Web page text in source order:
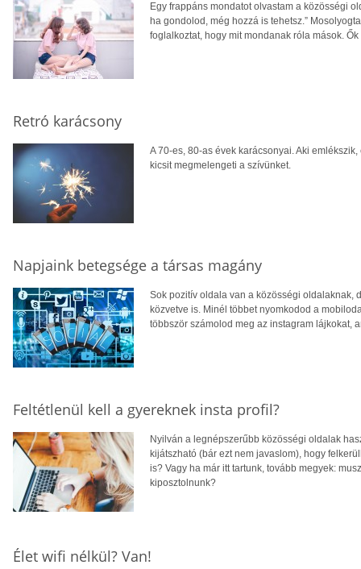
Egy frappáns mondatot olvastam a közösségi
ha gondolod, még hozzá is tehetsz.”
foglalkoztat, hogy mit mondanak róla mások.
Retró karácsony
A 70-es, 80-as évek karácsonyai. Aki
kicsit megmelengeti a szívünket.
Napjaink betegsége a társas magány
Sok pozitív oldala van a közösségi oldalaknak,
közvetve is. Minél többet nyomkodod a
többször számolod meg az instagram lájkokat,
Feltétlenül kell a gyereknek insta profil?
Nyilván a legnépszerűbb közösségi oldalak
kijátszható (bár ezt nem javaslom), hogy
is? Vagy ha már itt tartunk, tovább megyek:
kiposztolnunk?
Élet wifi nélkül? Van!